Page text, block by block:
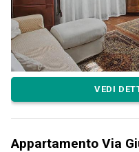
VEDI
Appartamento Via